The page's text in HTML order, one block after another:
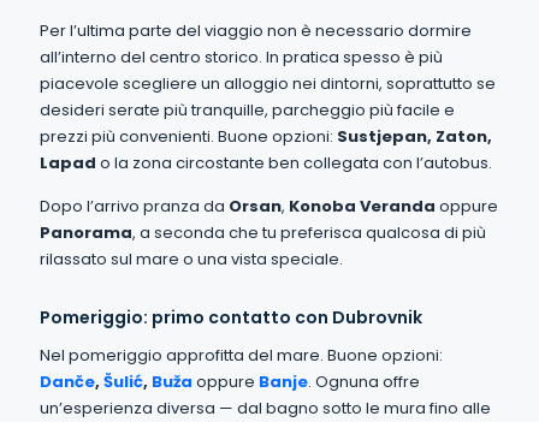
Per l’ultima parte del viaggio non è necessario dormire
all’interno del centro storico. In pratica spesso è più
piacevole scegliere un alloggio nei dintorni, soprattutto se
desideri serate più tranquille, parcheggio più facile e
prezzi più convenienti. Buone opzioni: Sustjepan, Zaton,
Lapad o la zona circostante ben collegata con l’autobus.
Dopo l’arrivo pranza da Orsan, Konoba Veranda oppure
Panorama, a seconda che tu preferisca qualcosa di più
rilassato sul mare o una vista speciale.
Pomeriggio: primo contatto con Dubrovnik
Nel pomeriggio approfitta del mare. Buone opzioni:
Danče, Šulić, Buža oppure Banje. Ognuna offre
un’esperienza diversa — dal bagno sotto le mura fino alle